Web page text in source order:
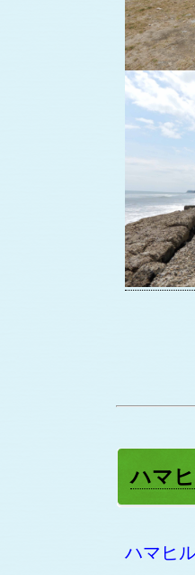
ハマ
ハマヒ